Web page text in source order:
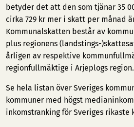
betyder det att den som tjänar 35
cirka 729 kr mer i skatt per månad
Kommunalskatten består av
plus regionens (landstings-
årligen av respektive
regionfullmäktige i Arjeplogs region.
Se hela listan över Sveriges
kommuner med högst
inkomstranking för Sveriges rikaste